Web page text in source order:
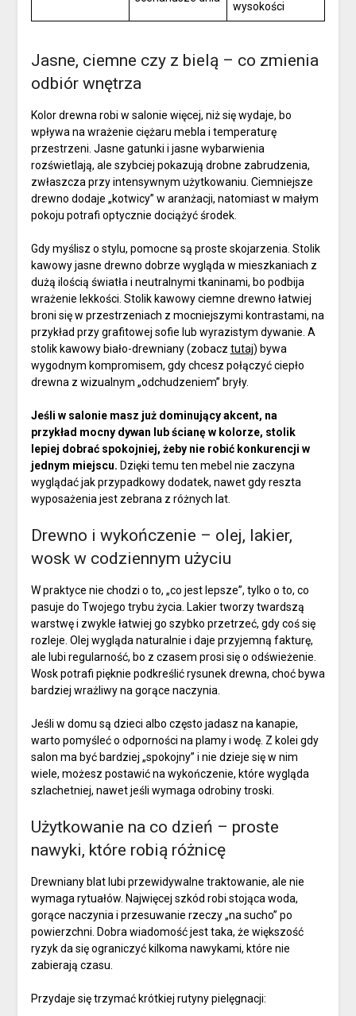
wysokości
Jasne, ciemne czy z bielą – co zmienia
odbiór wnętrza
Kolor drewna robi w salonie więcej, niż się wydaje, bo
wpływa na wrażenie ciężaru mebla i temperaturę
przestrzeni. Jasne gatunki i jasne wybarwienia
rozświetlają, ale szybciej pokazują drobne zabrudzenia,
zwłaszcza przy intensywnym użytkowaniu. Ciemniejsze
drewno dodaje „kotwicy” w aranżacji, natomiast w małym
pokoju potrafi optycznie dociążyć środek.
Gdy myślisz o stylu, pomocne są proste skojarzenia. Stolik
kawowy jasne drewno dobrze wygląda w mieszkaniach z
dużą ilością światła i neutralnymi tkaninami, bo podbija
wrażenie lekkości. Stolik kawowy ciemne drewno łatwiej
broni się w przestrzeniach z mocniejszymi kontrastami, na
przykład przy grafitowej sofie lub wyrazistym dywanie. A
stolik kawowy biało-drewniany (zobacz tutaj) bywa
wygodnym kompromisem, gdy chcesz połączyć ciepło
drewna z wizualnym „odchudzeniem” bryły.
Jeśli w salonie masz już dominujący akcent, na
przykład mocny dywan lub ścianę w kolorze, stolik
lepiej dobrać spokojniej, żeby nie robić konkurencji w
jednym miejscu. Dzięki temu ten mebel nie zaczyna
wyglądać jak przypadkowy dodatek, nawet gdy reszta
wyposażenia jest zebrana z różnych lat.
Drewno i wykończenie – olej, lakier,
wosk w codziennym użyciu
W praktyce nie chodzi o to, „co jest lepsze”, tylko o to, co
pasuje do Twojego trybu życia. Lakier tworzy twardszą
warstwę i zwykle łatwiej go szybko przetrzeć, gdy coś się
rozleje. Olej wygląda naturalnie i daje przyjemną fakturę,
ale lubi regularność, bo z czasem prosi się o odświeżenie.
Wosk potrafi pięknie podkreślić rysunek drewna, choć bywa
bardziej wrażliwy na gorące naczynia.
Jeśli w domu są dzieci albo często jadasz na kanapie,
warto pomyśleć o odporności na plamy i wodę. Z kolei gdy
salon ma być bardziej „spokojny” i nie dzieje się w nim
wiele, możesz postawić na wykończenie, które wygląda
szlachetniej, nawet jeśli wymaga odrobiny troski.
Użytkowanie na co dzień – proste
nawyki, które robią różnicę
Drewniany blat lubi przewidywalne traktowanie, ale nie
wymaga rytuałów. Najwięcej szkód robi stojąca woda,
gorące naczynia i przesuwanie rzeczy „na sucho” po
powierzchni. Dobra wiadomość jest taka, że większość
ryzyk da się ograniczyć kilkoma nawykami, które nie
zabierają czasu.
Przydaje się trzymać krótkiej rutyny pielęgnacji: